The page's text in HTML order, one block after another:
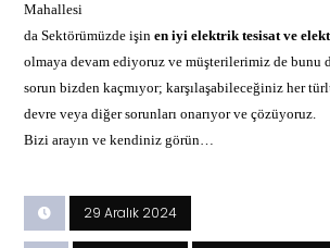
Mahallesi
da Sektörümüzde işinen iyielektriktesisat ve
olmaya devam ediyoruz ve müşterilerimiz de bunu
sorun bizden kaçmıyor; karşılaşabileceğiniz her
devre veya diğer sorunları onarıyor ve çözüyoruz.
Bizi arayın ve kendiniz görün…
29 Aralık 2024